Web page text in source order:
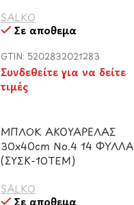
SALKO
Σε απόθεμα
GTIN: 5202832021283
Συνδεθείτε για να δείτε
τιμές
ΜΠΛΟΚ ΑΚΟΥΑΡΕΛΑΣ
30x40cm Νο.4 14 ΦΥΛΛΑ
(ΣΥΣΚ-10ΤΕΜ)
SALKO
Σε απόθεμα